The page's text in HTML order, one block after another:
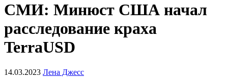
СМИ: Минюст США начал
расследование краха
TerraUSD
14.03.2023 Лена Джесс